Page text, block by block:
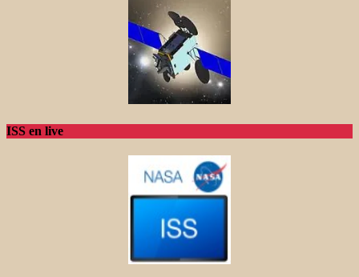
ISS en live